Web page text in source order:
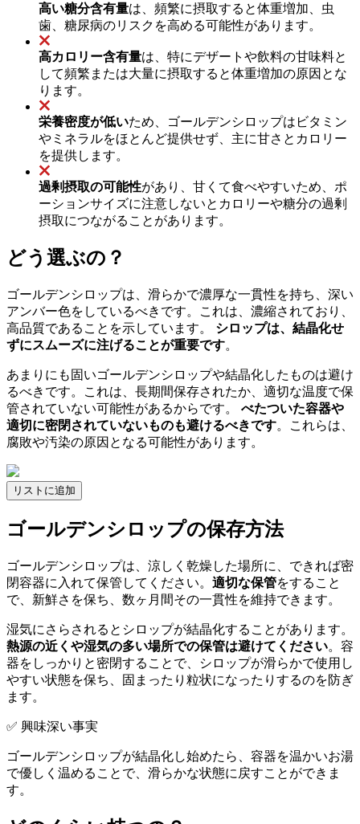
高い糖分含有量は、頻繁に摂取すると体重増加、虫
歯、糖尿病のリスクを高める可能性があります。
高カロリー含有量は、特にデザートや飲料の甘味料と
して頻繁または大量に摂取すると体重増加の原因とな
ります。
栄養密度が低いため、ゴールデンシロップはビタミン
やミネラルをほとんど提供せず、主に甘さとカロリー
を提供します。
過剰摂取の可能性があり、甘くて食べやすいため、ポ
ーションサイズに注意しないとカロリーや糖分の過剰
摂取につながることがあります。
どう選ぶの？
ゴールデンシロップは、滑らかで濃厚な一貫性を持ち、深い
アンバー色をしているべきです。これは、濃縮されており、
高品質であることを示しています。 シロップは、結晶化せ
ずにスムーズに注げることが重要です。
あまりにも固いゴールデンシロップや結晶化したものは避け
るべきです。これは、長期間保存されたか、適切な温度で保
管されていない可能性があるからです。 べたついた容器や
適切に密閉されていないものも避けるべきです。これらは、
腐敗や汚染の原因となる可能性があります。
リストに追加
ゴールデンシロップの保存方法
ゴールデンシロップは、涼しく乾燥した場所に、できれば密
閉容器に入れて保管してください。 適切な保管をすること
で、新鮮さを保ち、数ヶ月間その一貫性を維持できます。
湿気にさらされるとシロップが結晶化することがあります。
熱源の近くや湿気の多い場所での保管は避けてください。容
器をしっかりと密閉することで、シロップが滑らかで使用し
やすい状態を保ち、固まったり粒状になったりするのを防ぎ
ます。
✅ 興味深い事実
ゴールデンシロップが結晶化し始めたら、容器を温かいお湯
で優しく温めることで、滑らかな状態に戻すことができま
す。